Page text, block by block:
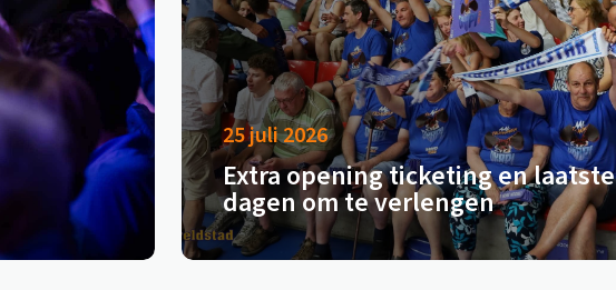
25 juli 2026
Extra opening ticketing en laatste
dagen om te verlengen